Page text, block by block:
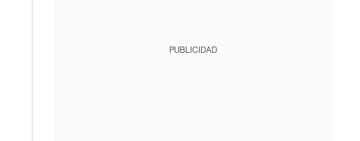
PUBLICIDAD